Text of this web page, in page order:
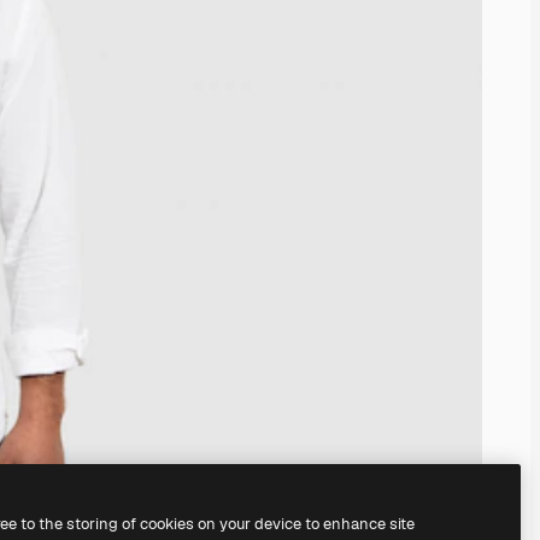
to the storing of cookies on your device to enhance site